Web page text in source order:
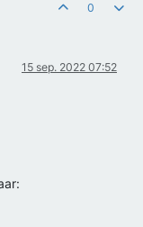
0
15 sep. 2022 07:52